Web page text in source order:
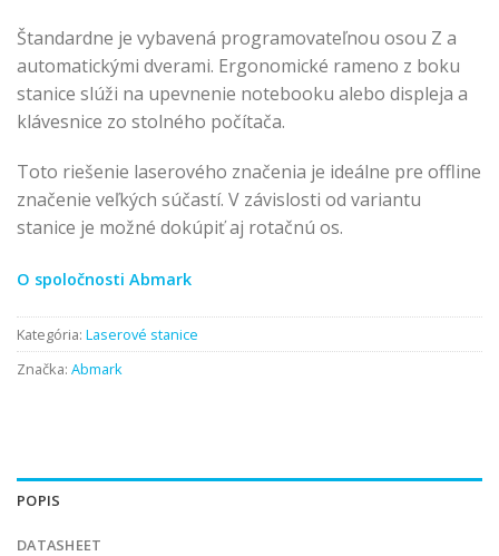
Štandardne je vybavená programovateľnou osou Z a
automatickými dverami. Ergonomické rameno z boku
stanice slúži na upevnenie notebooku alebo displeja a
klávesnice zo stolného počítača.
Toto riešenie laserového značenia je ideálne pre offline
značenie veľkých súčastí. V závislosti od variantu
stanice je možné dokúpiť aj rotačnú os.
O spoločnosti Abmark
Kategória: Laserové stanice
Značka: Abmark
POPIS
DATASHEET